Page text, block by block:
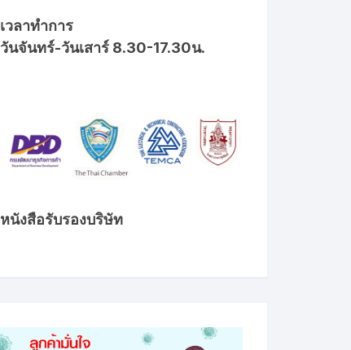
เวลาทำการ
วันจันทร์-วันเสาร์ 8.30-17.30น.
หนังสือรับรองบริษัท